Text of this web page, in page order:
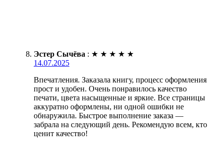
Эстер Сычёва : ★ ★ ★ ★ ★
14.07.2025
Впечатления. Заказала книгу, процесс оформления
прост и удобен. Очень понравилось качество
печати, цвета насыщенные и яркие. Все страницы
аккуратно оформлены, ни одной ошибки не
обнаружила. Быстрое выполнение заказа —
забрала на следующий день. Рекомендую всем, кто
ценит качество!